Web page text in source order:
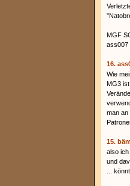
MGF
ass007
16.
Wie
MG3
man an
15.
also
und
...